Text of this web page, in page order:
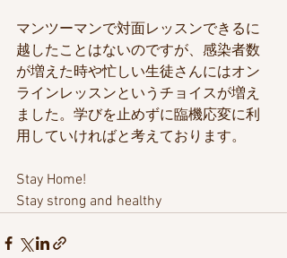
マンツーマンで対面レッスンできるに
越したことはないのですが、感染者数
が増えた時や忙しい生徒さんにはオン
ラインレッスンというチョイスが増え
ました。学びを止めずに臨機応変に利
用していければと考えております。
Stay Home!
Stay strong and healthy